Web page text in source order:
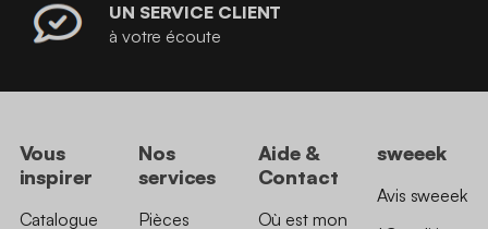
UN SERVICE CLIENT
à votre écoute
Vous
inspirer
Catalogue
Nos
services
Pièces
Aide &
Contact
Où est mon
sweeek
Avis sweeek